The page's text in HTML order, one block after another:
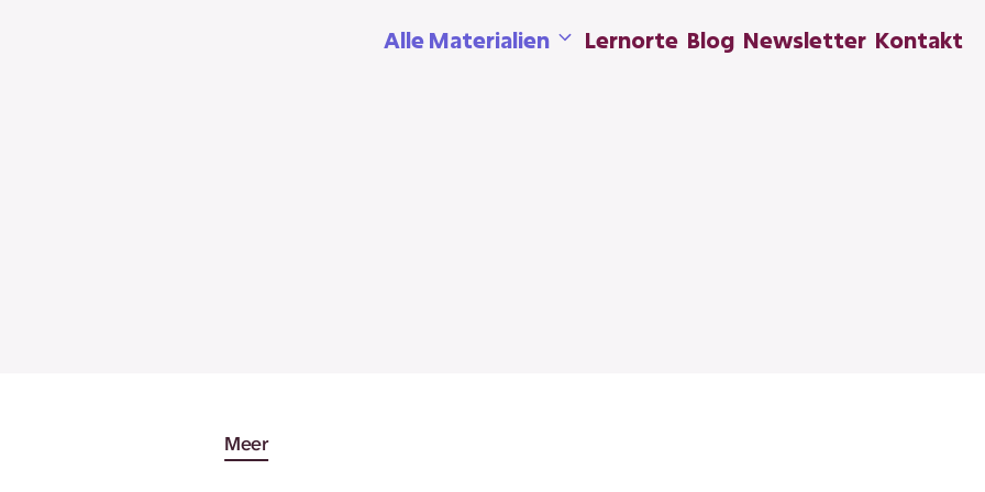
Alle Materialien Lernorte Blog Newsletter Kontakt
Meer